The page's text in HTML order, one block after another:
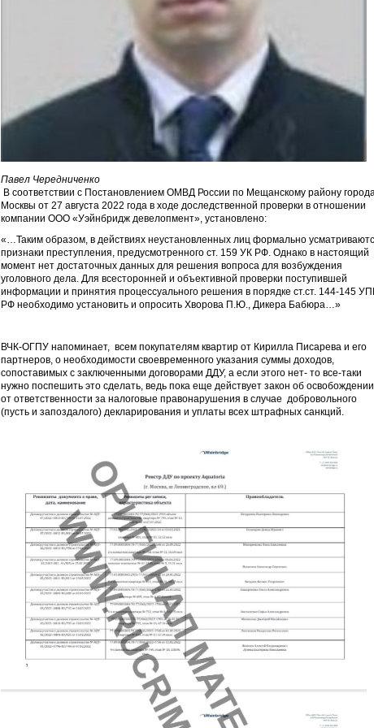
Павел Чередниченко
В соответствии с Постановлением ОМВД России по Мещанскому району
Москвы от 27 августа 2022 года в ходе доследственной проверки в отношении
компании ООО «Уэйнбридж девелопмент», установлено:
«…Таким образом, в действиях неустановленных лиц формально
признаки преступления, предусмотренного ст. 159 УК РФ. Однако в настоящий
момент нет достаточных данных для решения вопроса для возбуждения
уголовного дела. Для всесторонней и объективной проверки поступившей
информации и принятия процессуального решения в порядке ст.ст. 144-145
РФ необходимо установить и опросить Хворова П.Ю., Дикера Бабюра…»
ВЧК-ОГПУ напоминает, всем покупателям квартир от Кирилла Писарева и его
партнеров, о необходимости своевременного указания суммы доходов,
сопоставимых с заключенными договорами ДДУ, а если этого нет- то все-таки
нужно поспешить это сделать, ведь пока еще действует закон об освобождении
от ответственности за налоговые правонарушения в случае добровольного
(пусть и запоздалого) декларирования и уплаты всех штрафных санкций.